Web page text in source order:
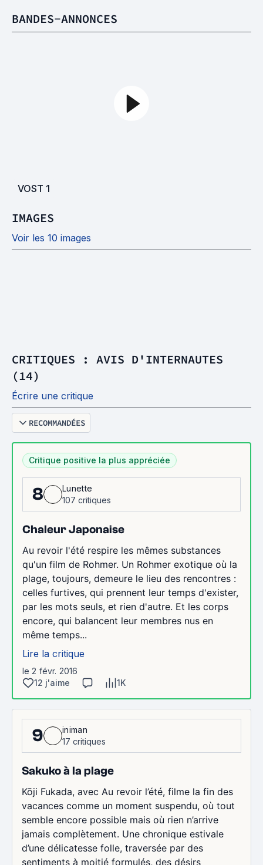
BANDES-ANNONCES
VOST 1
IMAGES
Voir les 10 images
CRITIQUES : AVIS D'INTERNAUTES
(14)
Écrire une critique
RECOMMANDÉES
Critique positive la plus appréciée
8
Lunette
107 critiques
Chaleur Japonaise
Au revoir l'été respire les mêmes substances
qu'un film de Rohmer. Un Rohmer exotique où la
plage, toujours, demeure le lieu des rencontres :
celles furtives, qui prennent leur temps d'exister,
par les mots seuls, et rien d'autre. Et les corps
encore, qui balancent leur membres nus en
même temps...
Lire la critique
le 2 févr. 2016
12 j'aime
1K
9
iniman
17 critiques
Sakuko à la plage
Kōji Fukada, avec Au revoir l’été, filme la fin des
vacances comme un moment suspendu, où tout
semble encore possible mais où rien n’arrive
jamais complètement. Une chronique estivale
d’une délicatesse folle, traversée par des
sentiments à moitié formulés, des désirs